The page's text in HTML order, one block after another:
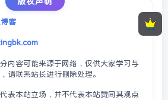
客
内容可能来源于网络，仅供大家学习与
请联系站长进行删除处理。
表本站立场，并不代表本站赞同其观点